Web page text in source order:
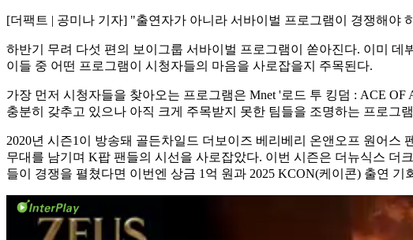
[더팩트 | 공미나 기자] "출연자가 아니라 서바이벌 프로그램이 경쟁해야
하반기 무려 다섯 편의 보이그룹 서바이벌 프로그램이 쏟아진다. 이미
이들 중 어떤 프로그램이 시청자들의 마음을 사로잡을지 주목된다.
가장 먼저 시청자들을 찾아오는 프로그램은 Mnet '로드 투 킹덤 : ACE
충분히 갖추고 있으나 아직 크게 주목받지 못한 팀들을 조명하는 프로그
2020년 시즌1이 방송돼 골든차일드 더보이즈 베리베리 온앤오프 원어스
무대를 남기며 K팝 팬들의 시선을 사로잡았다. 이번 시즌은 더뉴식스 더
들이 경쟁을 펼쳤다면 이번엔 상금 1억 원과 2025 KCON(케이콘) 출연 기